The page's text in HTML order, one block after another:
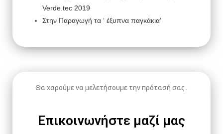
Verde.tec 2019
Στην Παραγωγή τα ‘ έξυπνα παγκάκια’
Θα χαρούμε να μελετήσουμε την πρότασή σας .
Επικοινωνήστε μαζί μας